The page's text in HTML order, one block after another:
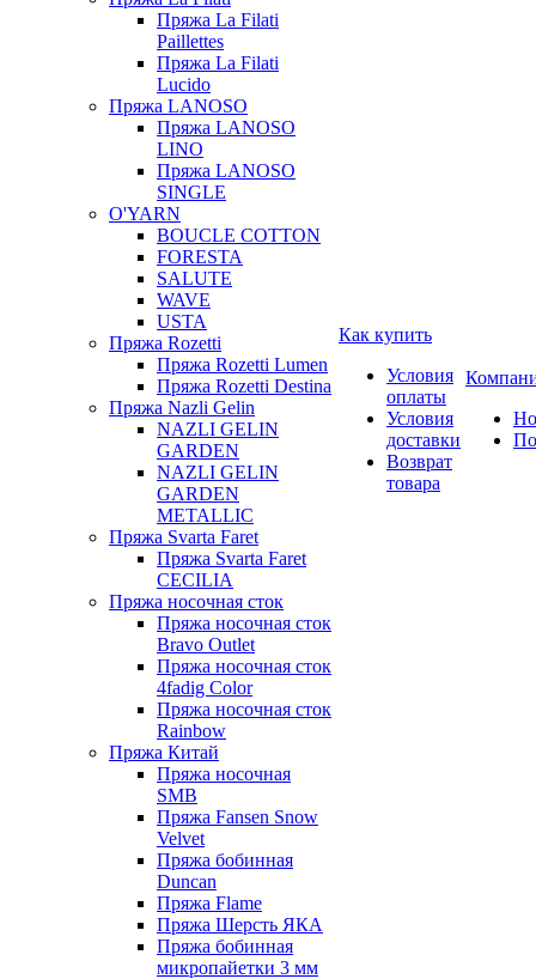
Пряжа La Filati
Paillettes
Пряжа La Filati
Lucido
Пряжа LANOSO
Пряжа LANOSO
LINO
Пряжа LANOSO
SINGLE
O'YARN
BOUCLE COTTON
FORESTA
SALUTE
WAVE
USTA
Пряжа Rozetti
Пряжа Rozetti Lumen
Пряжа Rozetti Destina
Пряжа Nazli Gelin
NAZLI GELIN
GARDEN
NAZLI GELIN
GARDEN
METALLIC
Пряжа Svarta Faret
Пряжа Svarta Faret
CECILIA
Пряжа носочная сток
Пряжа носочная сток
Bravo Outlet
Пряжа носочная сток
4fadig Color
Пряжа носочная сток
Rainbow
Пряжа Китай
Пряжа носочная
SMB
Пряжа Fansen Snow
Velvet
Пряжа бобинная
Duncan
Пряжа Flame
Пряжа Шерсть ЯКА
Пряжа бобинная
микропайетки 3 мм
Как купить
Условия
оплаты
Условия
доставки
Возврат
товара